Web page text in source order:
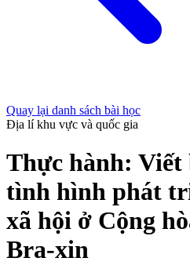
Quay lại danh sách bài học
Địa lí khu vực và quốc gia
Thực hành: Viết
tình hình phát
xã hội ở Cộng
Bra-xin